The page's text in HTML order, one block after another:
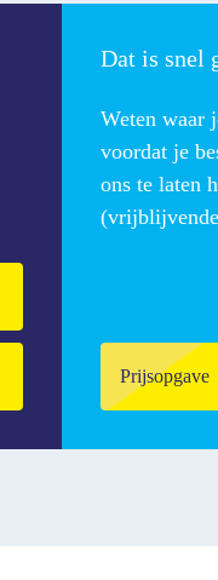
Dat is snel
Weten waar
voordat je
ons te laten
Prijsopgave